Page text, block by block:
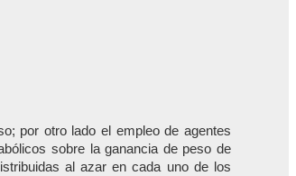
por otro lado el empleo de agentes
sobre la ganancia de peso de
al azar en cada uno de los